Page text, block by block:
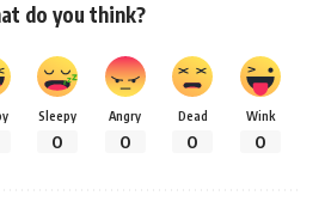
do you think?
Sleepy
0
Angry
0
Dead
0
Wink
0